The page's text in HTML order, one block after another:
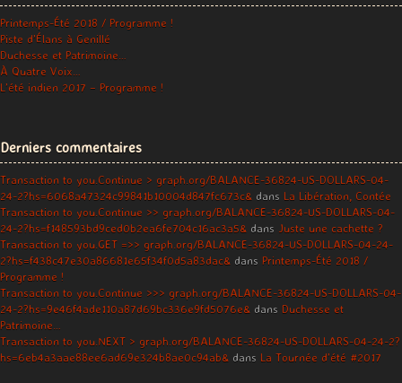
Printemps-Été 2018 / Programme !
Piste d’Élans à Genillé
Duchesse et Patrimoine…
À Quatre Voix…
L’été indien 2017 – Programme !
Derniers commentaires
Transaction to you.Continue > graph.org/BALANCE-36824-US-DOLLARS-04-
24-2?hs=6068a47324c99841b10004d847fc673c& dans La Libération, Contée
Transaction to you.Continue >> graph.org/BALANCE-36824-US-DOLLARS-04-
24-2?hs=f148593bd9ced0b2ea6fe704c16ac3a5& dans Juste une cachette ?
Transaction to you.GET =>> graph.org/BALANCE-36824-US-DOLLARS-04-24-
2?hs=f438c47e30a86681e65f34f0d5a83dac& dans Printemps-Été 2018 /
Programme !
Transaction to you.Continue >>> graph.org/BALANCE-36824-US-DOLLARS-04-
24-2?hs=9e46f4ade110a87d69bc336e9fd5076e& dans Duchesse et
Patrimoine…
Transaction to you.NEXT > graph.org/BALANCE-36824-US-DOLLARS-04-24-2?
hs=6eb4a3aae88ee6ad69e324b8ae0c94ab& dans La Tournée d’été #2017